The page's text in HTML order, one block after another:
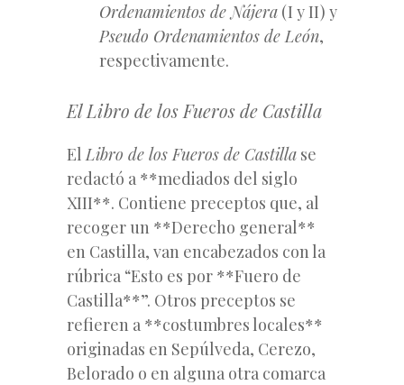
Ordenamientos de Nájera (I y II) y
Pseudo Ordenamientos de León,
respectivamente.
ElLibro de los Fueros de Castilla
ElLibro de los Fueros de Castilla se
redactó a **mediados del siglo
XIII**. Contiene preceptos que, al
recoger un **Derecho general**
en Castilla, van encabezados con la
rúbrica “Esto es por **Fuero de
Castilla**”. Otros preceptos se
refieren a **costumbres locales**
originadas en Sepúlveda, Cerezo,
Belorado o en alguna otra comarca